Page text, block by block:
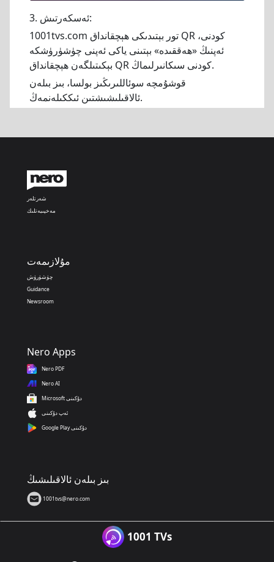
3. ئەسكەرتىش:
1001tvs.com تور بېتىدىكى ھېچقانداق QR كودنى،
ئەپنىڭ «ھەققىدە» بېتىنى ياكى ئەپنى چۈشۈرۈشكە
بېكىتىلگەن ھېچقانداق QR كودنى سىكانىرلىماڭ.
قوشۇمچە سوئاللىرىڭىز بولسا، بىز بىلەن
ئالاقىلىشىشتىن ئىككىلەنمەڭ.
شەرتلەر
مەخپىيەتلىك
مۇلازىمەت
چۈشۈرۈش
Guidance
Newsroom
Nero Apps
Nero PDF
Nero AI
Microsoft دۇكىنى
ئەپ دۇكىنى
Google Play دۇكىنى
بىز بىلەن ئالاقىلىشىڭ
1001tvs@nero.com
1001 TVs